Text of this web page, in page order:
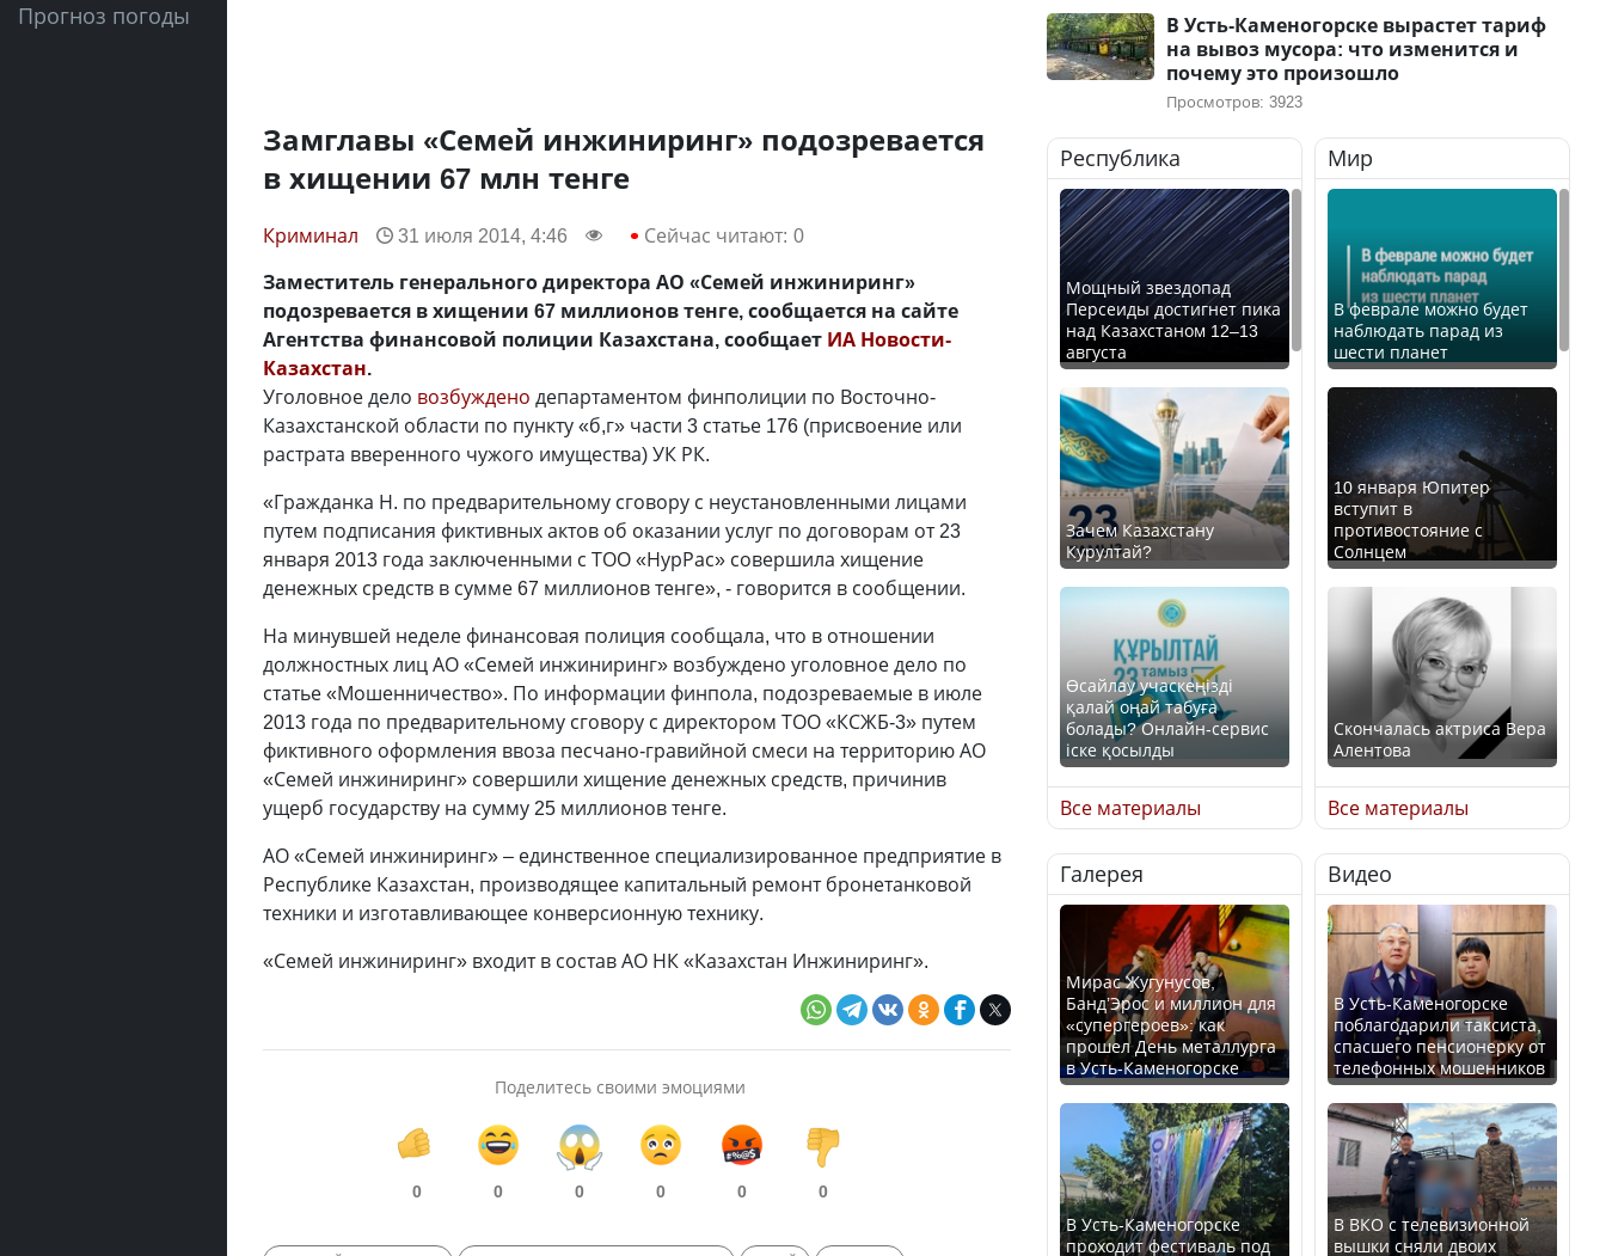
Прогноз погоды
Замглавы «Семей инжиниринг» подозревается
в хищении 67 млн тенге
Криминал 31 июля 2014, 4:46 Сейчас читают: 0
Заместитель генерального директора АО «Семей инжиниринг»
подозревается в хищении 67 миллионов тенге, сообщается на сайте
Агентства финансовой полиции Казахстана, сообщает ИА Новости-
Казахстан.
Уголовное дело возбуждено департаментом финполиции по Восточно-
Казахстанской области по пункту «б,г» части 3 статье 176 (присвоение или
растрата вверенного чужого имущества) УК РК.
«Гражданка Н. по предварительному сговору с неустановленными лицами
путем подписания фиктивных актов об оказании услуг по договорам от 23
января 2013 года заключенными с ТОО «НурРас» совершила хищение
денежных средств в сумме 67 миллионов тенге», - говорится в сообщении.
На минувшей неделе финансовая полиция сообщала, что в отношении
должностных лиц АО «Семей инжиниринг» возбуждено уголовное дело по
статье «Мошенничество». По информации финпола, подозреваемые в июле
2013 года по предварительному сговору с директором ТОО «КСЖБ-3» путем
фиктивного оформления ввоза песчано-гравийной смеси на территорию АО
«Семей инжиниринг» совершили хищение денежных средств, причинив
ущерб государству на сумму 25 миллионов тенге.
АО «Семей инжиниринг» – единственное специализированное предприятие в
Республике Казахстан, производящее капитальный ремонт бронетанковой
техники и изготавливающее конверсионную технику.
«Семей инжиниринг» входит в состав АО НК «Казахстан Инжиниринг».
Поделитесь своими эмоциями
0 0 0 0 0 0
В Усть-Каменогорске вырастет тариф
на вывоз мусора: что изменится и
почему это произошло
Просмотров: 3923
Республика
Мощный звездопад
Персеиды достигнет пика
над Казахстаном 12–13
августа
Зачем Казахстану
Курултай?
Өсайлау учаскеңізді
қалай оңай табуға
болады? Онлайн-сервис
іске қосылды
Как легко найти свой
участок для голосования?
Минтруда назвало
отрасли с самыми
высокими зарплатными
предложениями
Все материалы
Мир
В феврале можно будет
наблюдать парад из
шести планет
10 января Юпитер
вступит в
противостояние с
Солнцем
Скончалась актриса Вера
Алентова
В РФ вынесен заочный
приговор по уголовному
делу об убийстве Игоря
Талькова
В России введены
дополнительные
ограничения для
казахстанских прав
Все материалы
Галерея
Мирас Жугунусов,
Банд’Эрос и миллион для
«супергероев»: как
прошел День металлурга
в Усть-Каменогорске
В Усть-Каменогорске
проходит фестиваль под
Видео
В Усть-Каменогорске
поблагодарили таксиста,
спасшего пенсионерку от
телефонных мошенников
В ВКО с телевизионной
вышки сняли двоих